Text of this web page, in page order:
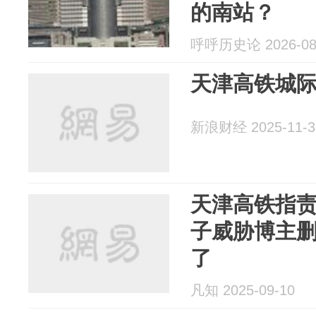
的南站？
呼呼历史论 2026-
天津高铁城
新浪财经 2025-11-
天津高铁指
子威胁博主
了
凡知 2025-09-10